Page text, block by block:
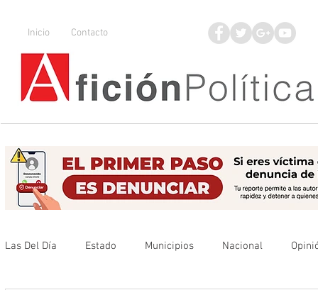
Inicio Contacto
Las Del Día Estado Municipios Nacional